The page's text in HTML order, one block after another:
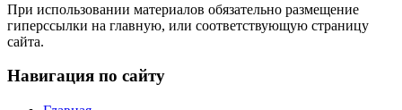
При использовании материалов обязательно размещение
гиперссылки на главную, или соответствующую страницу
сайта.
Навигация по сайту